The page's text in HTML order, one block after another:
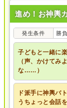
進め！お神輿
発生条件 勝
子どもと一緒に
（声、かけてみ
な……）
ド派手に神輿バ
うちょっと会話